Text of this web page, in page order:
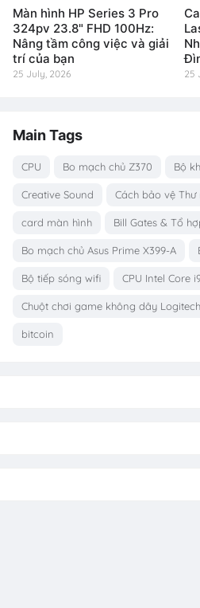
Màn hình HP Series 3 Pro
324pv 23.8" FHD 100Hz:
Nâng tầm công việc và giải
trí của bạn
25 July, 2026 25
Main Tags
CPU Bo mạch chủ Z370 Bộ
Creative Sound Cách bảo vệ
card màn hình Bill Gates & Tổ
Bo mạch chủ Asus Prime X399-A
Bộ tiếp sóng wifi CPU Intel Core
Chuột chơi game không dây
bitcoin